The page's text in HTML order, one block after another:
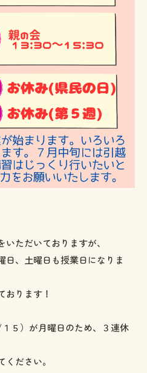
ただいておりますが、
日、土曜日も授業日になりま
おります！
５）が月曜日のため、３連休
ださい。